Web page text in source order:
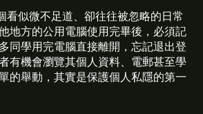
看似微不足道、卻往往被忽略的日常
地方的公用電腦使用完畢後，必須記
同學用完電腦直接離開，忘記退出登
有機會瀏覽其個人資料、電郵甚至學
的舉動，其實是保護個人私隱的第一